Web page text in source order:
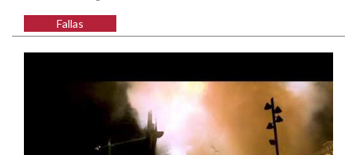
Fallas